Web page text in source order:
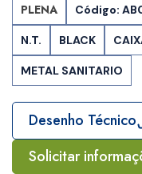
PLENA Código:
N.T. BLACK
METAL SANITARIO
Desenho Técnico
Solicitar